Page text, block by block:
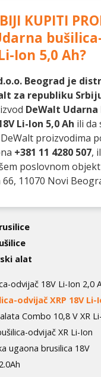
KUPITI
Ion 5,0 Ah?
d.o.o. Beograd je
za republiku
DeWalt
Li-Ion 5,0 Ah ili da
proizvodima
+381 11 4280 507,
poslovnom
11070 Novi
alat
odvijač 18V Li-Ion 2,0
odvijač XRP 18V Li-
Combo 10,8 V XR
odvijač XR Li­-Ion
ugaona brusilica 18V